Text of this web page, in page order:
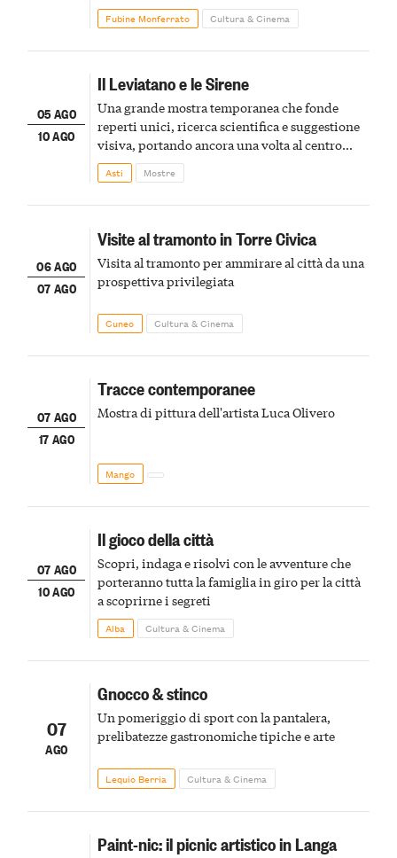
Fubine Monferrato Cultura & Cinema
05 AGO
10 AGO
Il Leviatano e le Sirene
Una grande mostra temporanea che fonde
reperti unici, ricerca scientifica e suggestione
visiva, portando ancora una volta al centro
della scena le meraviglie del passato astigiano
Asti Mostre
06 AGO
07 AGO
Visite al tramonto in Torre Civica
Visita al tramonto per ammirare al città da una
prospettiva privilegiata
Cuneo Cultura & Cinema
07 AGO
17 AGO
Tracce contemporanee
Mostra di pittura dell'artista Luca Olivero
Mango
07 AGO
10 AGO
Il gioco della città
Scopri, indaga e risolvi con le avventure che
porteranno tutta la famiglia in giro per la città
a scoprirne i segreti
Alba Cultura & Cinema
07
AGO
Gnocco & stinco
Un pomeriggio di sport con la pantalera,
prelibatezze gastronomiche tipiche e arte
Lequio Berria Cultura & Cinema
Paint-nic: il picnic artistico in Langa